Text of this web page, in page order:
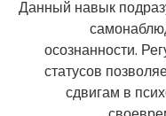
Данный навык
осознанности.
статусов
сдвигам в